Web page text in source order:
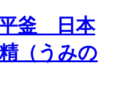
平釜 日本
（うみの